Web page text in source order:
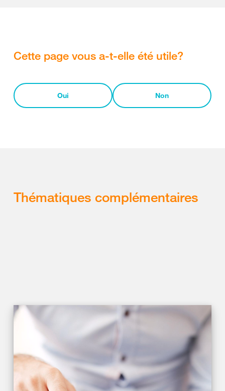
Cette page vous a-t-elle été utile?
Oui Non
Thématiques complémentaires